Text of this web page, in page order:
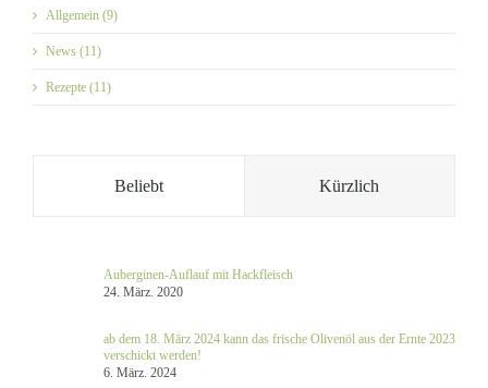
Allgemein (9)
News (11)
Rezepte (11)
Beliebt Kürzlich
Auberginen-Auflauf mit Hackfleisch
24. März. 2020
ab dem 18. März 2024 kann das frische Olivenöl aus der Ernte 2023
verschickt werden!
6. März. 2024